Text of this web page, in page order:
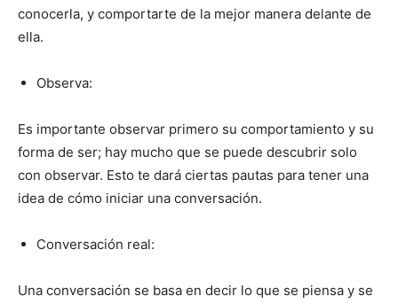
conocerla, y comportarte de la mejor manera delante de
ella.
Observa:
Es importante observar primero su comportamiento y su
forma de ser; hay mucho que se puede descubrir solo
con observar. Esto te dará ciertas pautas para tener una
idea de cómo iniciar una conversación.
Conversación real:
Una conversación se basa en decir lo que se piensa y se